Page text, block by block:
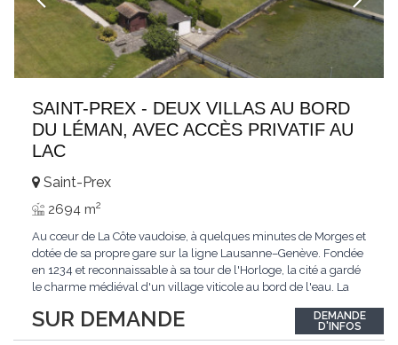
SAINT-PREX - DEUX VILLAS AU BORD
DU LÉMAN, AVEC ACCÈS PRIVATIF AU
LAC
SUR DEMANDE
Saint-Prex
2694 m2
Au cœur de La Côte vaudoise, à quelques minutes de Morges et
dotée de sa propre gare sur la ligne Lausanne–Genève. Fondée
en 1234 et reconnaissable à sa tour de l'Horloge, la cité a gardé
le charme médiéval d'un village viticole au bord de l'eau. La
immédiate des villes. Dans cet environnement privilégié, une
propriété...
DEMANDE
D'INFOS